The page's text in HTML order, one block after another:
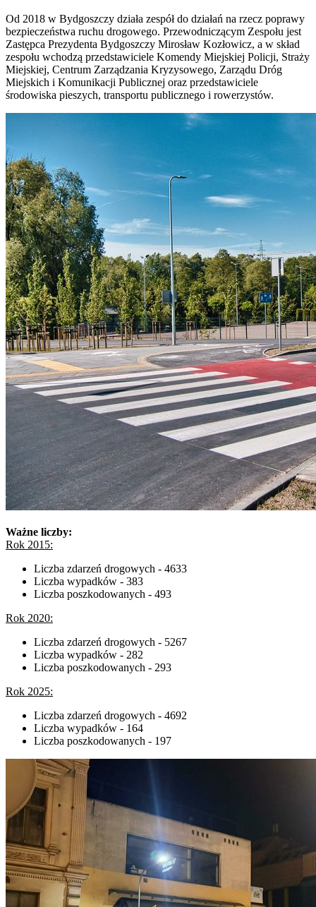
Od 2018 w Bydgoszczy działa zespół do działań na rzecz poprawy
bezpieczeństwa ruchu drogowego. Przewodniczącym Zespołu jest
Zastępca Prezydenta Bydgoszczy Mirosław Kozłowicz, a w skład
zespołu wchodzą przedstawiciele Komendy Miejskiej Policji, Straży
Miejskiej, Centrum Zarządzania Kryzysowego, Zarządu Dróg
Miejskich i Komunikacji Publicznej oraz przedstawiciele
środowiska pieszych, transportu publicznego i rowerzystów.
Ważne liczby:
Rok 2015:
Liczba zdarzeń drogowych - 4633
Liczba wypadków - 383
Liczba poszkodowanych - 493
Rok 2020:
Liczba zdarzeń drogowych - 5267
Liczba wypadków - 282
Liczba poszkodowanych - 293
Rok 2025:
Liczba zdarzeń drogowych - 4692
Liczba wypadków - 164
Liczba poszkodowanych - 197